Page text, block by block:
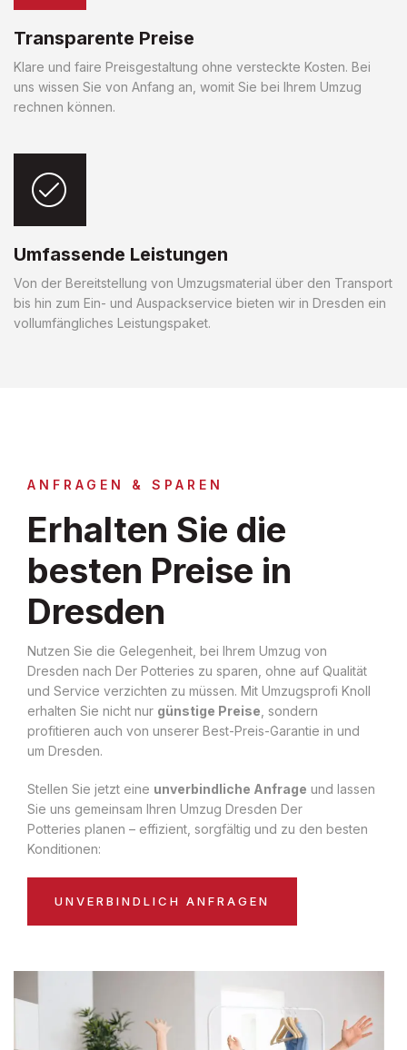
Transparente Preise
Klare und faire Preisgestaltung ohne versteckte Kosten. Bei
uns wissen Sie von Anfang an, womit Sie bei Ihrem Umzug
rechnen können.
Umfassende Leistungen
Von der Bereitstellung von Umzugsmaterial über den Transport
bis hin zum Ein- und Auspackservice bieten wir in Dresden ein
vollumfängliches Leistungspaket.
ANFRAGEN & SPAREN
Erhalten Sie die
besten Preise in
Dresden
Nutzen Sie die Gelegenheit, bei Ihrem Umzug von
Dresden nach Der Potteries zu sparen, ohne auf Qualität
und Service verzichten zu müssen. Mit Umzugsprofi Knoll
erhalten Sie nicht nur günstige Preise , sondern
profitieren auch von unserer Best-Preis-Garantie in und
um Dresden.
Stellen Sie jetzt eine unverbindliche Anfrage und lassen
Sie uns gemeinsam Ihren Umzug Dresden Der
Potteries planen – effizient, sorgfältig und zu den besten
Konditionen:
UNVERBINDLICH ANFRAGEN